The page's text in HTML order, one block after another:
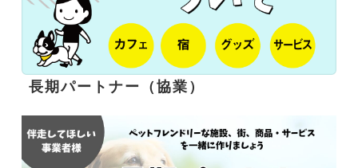
長期パートナー（協業）